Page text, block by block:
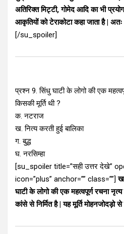
अतिरिक्त मिट्टी, गोमेद आदि का भी
आकृतियों को टेराकोटा कहा जाता है |
[/su_spoiler]
प्रश्न 9. सिंधु घाटी के लोगो की एक
किसकी मूर्ति थी ?
क. नटराज
ख. नित्य करती हुई बालिका
ग. बुद्ध
घ. नरसिम्हा
[su_spoiler title=”सही उत्तर देखे”
icon=”plus” anchor=”” class=””]
घाटी के लोगो की एक महत्वपूर्ण रचना नृत्य
कांसे से निर्मित है | यह मूर्ति मोहनजोदड़ो